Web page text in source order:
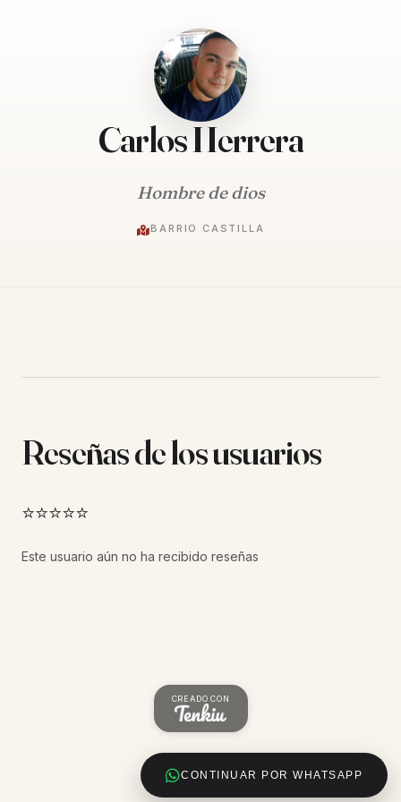
Carlos Herrera
Hombre de dios
BARRIO CASTILLA
CONTINUAR POR WHATSAPP
Reseñas de los usuarios
⭐⭐⭐⭐⭐
Este usuario aún no ha recibido reseñas
CREADO CON